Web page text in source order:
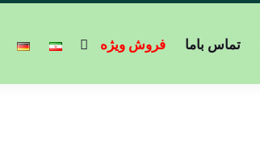
تماس باما فروش ویژه